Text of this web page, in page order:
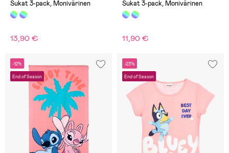
Sukat 3-pack, Monivärinen
13,90 €
Sukat 3-pack, Monivärinen
11,90 €
-12%
End of Season
-23%
End of Season